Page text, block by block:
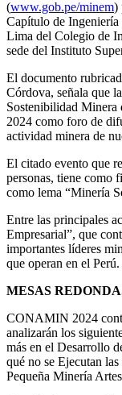
(www.gob.pe/minem)
Capítulo de
Lima del Colegio de
sede del Instituto
El documento
Córdova, señala que
Sostenibilidad Minera
2024 como foro de
actividad minera de
El citado evento que
personas, tiene como
como lema “Minería
Entre las principales
Empresarial”, que
importantes líderes
que operan en el Perú.
MESAS
CONAMIN 2024
analizarán los
más en el Desarrollo
qué no se Ejecutan
Pequeña Minería